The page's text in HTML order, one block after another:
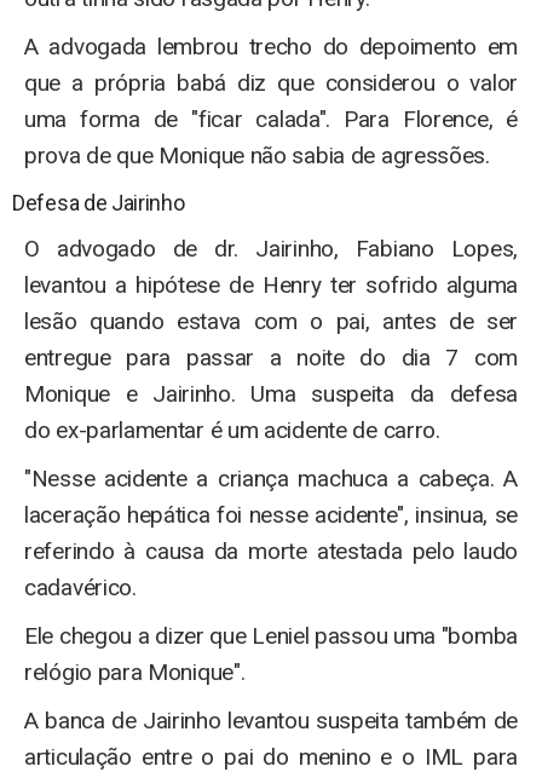
A advogada lembrou trecho do depoimento em
que a própria babá diz que considerou o valor
uma forma de "ficar calada". Para Florence, é
prova de que Monique não sabia de agressões.
Defesa de Jairinho
O advogado de dr. Jairinho, Fabiano Lopes,
levantou a hipótese de Henry ter sofrido alguma
lesão quando estava com o pai, antes de ser
entregue para passar a noite do dia 7 com
Monique e Jairinho. Uma suspeita da defesa
do ex-parlamentar é um acidente de carro.
"Nesse acidente a criança machuca a cabeça. A
laceração hepática foi nesse acidente", insinua, se
referindo à causa da morte atestada pelo laudo
cadavérico.
Ele chegou a dizer que Leniel passou uma "bomba
relógio para Monique".
A banca de Jairinho levantou suspeita também de
articulação entre o pai do menino e o IML para